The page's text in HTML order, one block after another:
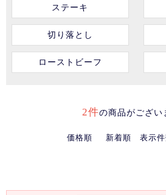
ステーキ
切り落とし
ローストビーフ
2件の商品がござい
価格順 新着順 表示